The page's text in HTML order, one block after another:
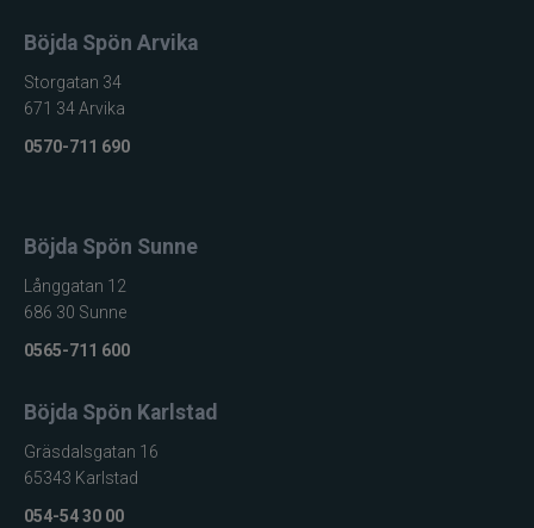
Böjda Spön Arvika
Storgatan 34
671 34 Arvika
0570-711 690
Böjda Spön Sunne
Långgatan 12
686 30 Sunne
0565-711 600
Böjda Spön Karlstad
Gräsdalsgatan 16
65343 Karlstad
054-54 30 00